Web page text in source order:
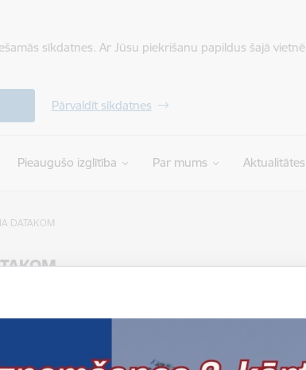
sīkdatnes. Ar Jūsu piekrišanu papildus šajā
Pārvaldīt sīkdatnes
Pieaugušo izglītība Par mums Aktualitātes
DATAKOM